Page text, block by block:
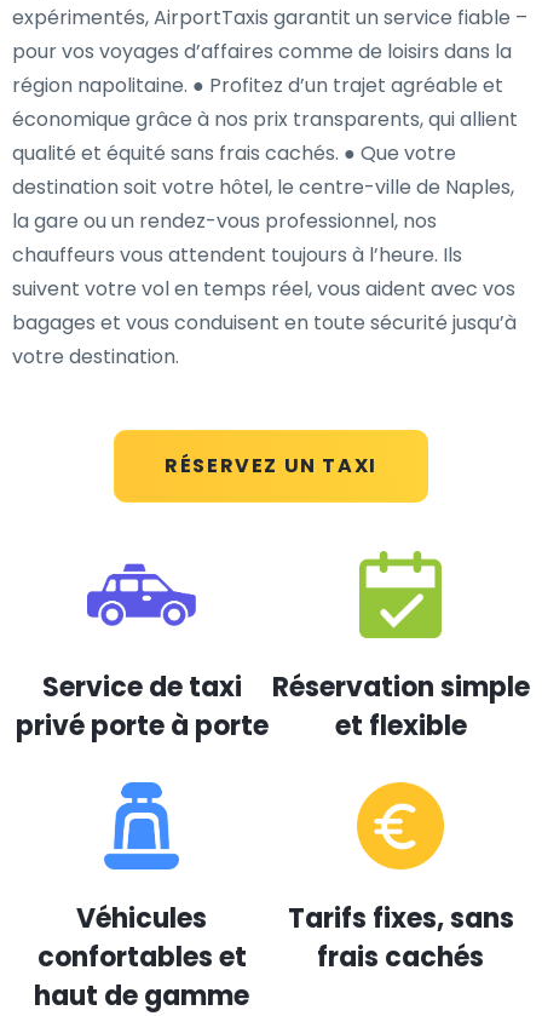
RÉSERVEZ UN TAXI
expérimentés, AirportTaxis garantit un service fiable –
pour vos voyages d’affaires comme de loisirs dans la
région napolitaine. ● Profitez d’un trajet agréable et
économique grâce à nos prix transparents, qui allient
qualité et équité sans frais cachés. ● Que votre
destination soit votre hôtel, le centre-ville de Naples,
la gare ou un rendez-vous professionnel, nos
chauffeurs vous attendent toujours à l’heure. Ils
suivent votre vol en temps réel, vous aident avec vos
bagages et vous conduisent en toute sécurité jusqu’à
votre destination.
Service de taxi
privé porte à porte
Réservation simple
et flexible
Véhicules
confortables et
haut de gamme
Tarifs fixes, sans
frais cachés